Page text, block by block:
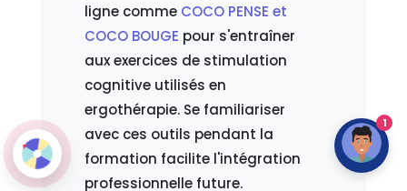
ligne comme COCO PENSE et
COCO BOUGE pour s'entraîner
aux exercices de stimulation
cognitive utilisés en
ergothérapie. Se familiariser
avec ces outils pendant la
formation facilite l'intégration
professionnelle future.
1